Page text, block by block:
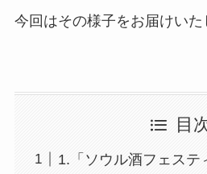
今回はその様子をお届けいた
目
1.「ソウル酒フェステ